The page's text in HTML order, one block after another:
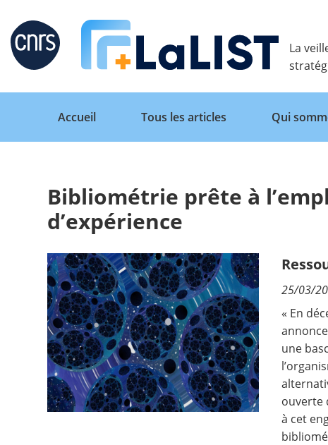
Retour
Accueil
Tous les articles
Qui sommes nous ?
Contact
Nous suivre
La
Accueil
Tous les articles Qui
Bibliométrie prête à
d’expérience
25/03/
« En
une
ouverte
à cet